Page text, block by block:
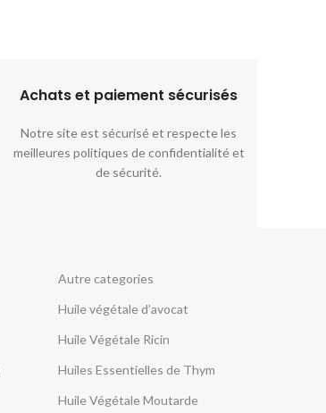
Achats et paiement sécurisés​
Notre site est sécurisé et respecte les
meilleures politiques de confidentialité et
de sécurité.
Autre categories
Huile végétale d’avocat
Huile Végétale Ricin
Huiles Essentielles de Thym
Huile Végétale Moutarde